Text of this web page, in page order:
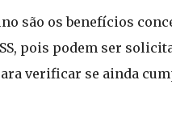
são os benefícios
pois podem ser
verificar se ainda